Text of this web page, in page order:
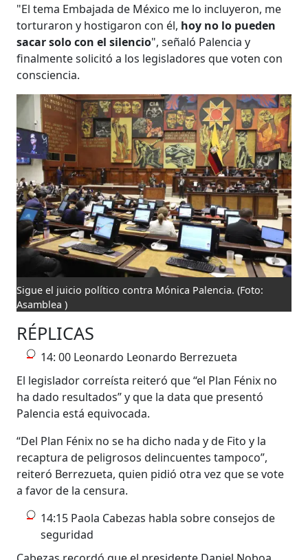
"El tema Embajada de México me lo incluyeron, me
torturaron y hostigaron con él, hoy no lo pueden
sacar solo con el silencio", señaló Palencia y
finalmente solicitó a los legisladores que voten con
consciencia.
Sigue el juicio político contra Mónica Palencia.(Foto:
Asamblea )
RÉPLICAS
14: 00 Leonardo Leonardo Berrezueta
El legislador correísta reiteró que “el Plan Fénix no
ha dado resultados” y que la data que presentó
Palencia está equivocada.
“Del Plan Fénix no se ha dicho nada y de Fito y la
recaptura de peligrosos delincuentes tampoco”,
reiteró Berrezueta, quien pidió otra vez que se vote
a favor de la censura.
14:15 Paola Cabezas habla sobre consejos de
seguridad